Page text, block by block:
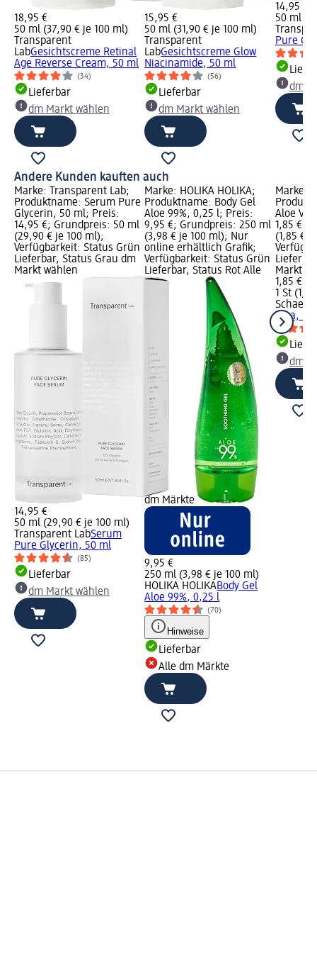
18,95 €
50 ml (37,90 € je 100 ml)
Transparent
LabGesichtscreme Retinal
Age Reverse Cream, 50 ml
(34)
Lieferbar
dm Markt wählen
15,95 €
50 ml (31,90 € je 100 ml)
Transparent
LabGesichtscreme Glow
Niacinamide, 50 ml
(56)
Lieferbar
dm Markt wählen
14,95 €
50 ml
Pure
dm
Andere Kunden kauften auch
Marke: Transparent Lab;
Produktname: Serum Pure
Glycerin, 50 ml; Preis:
14,95 €; Grundpreis: 50 ml
(29,90 € je 100 ml);
Verfügbarkeit: Status Grün
Lieferbar, Status Grau dm
Markt wählen
14,95 €
50 ml (29,90 € je 100 ml)
Transparent LabSerum
Pure Glycerin, 50 ml
(85)
Lieferbar
dm Markt wählen
Marke: HOLIKA HOLIKA;
Produktname: Body Gel
Aloe 99%, 0,25 l; Preis:
9,95 €; Grundpreis: 250 ml
(3,98 € je 100 ml); Nur
online erhältlich Grafik;
Verfügbarkeit: Status Grün
Lieferbar, Status Rot Alle
dm Märkte
9,95 €
250 ml (3,98 € je 100 ml)
HOLIKA HOLIKABody Gel
Aloe 99%, 0,25 l
(70)
Hinweise
Lieferbar
Alle dm Märkte
Marke:
Aloe
1,85 €;
(1,85 €
Markt
1,85 €
1 St
Vera, 1
dm